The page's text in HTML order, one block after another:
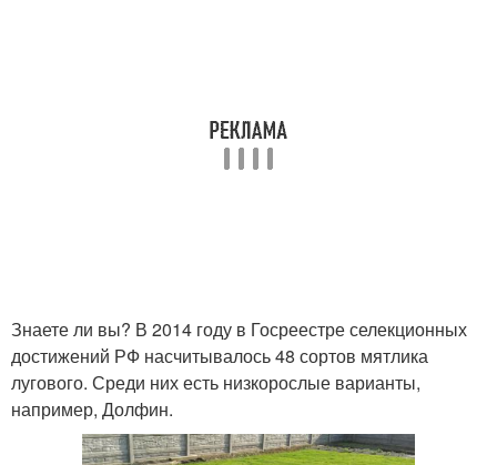
Знаете ли вы? В 2014 году в Госреестре селекционных
достижений РФ насчитывалось 48 сортов мятлика
лугового. Среди них есть низкорослые варианты,
например, Долфин.